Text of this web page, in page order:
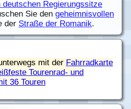
deutschen Regierungssitze
Sie den geheimnisvollen
der Straße der Romanik.
mit der Fahrradkarte
Tourenrad- und
36 Touren